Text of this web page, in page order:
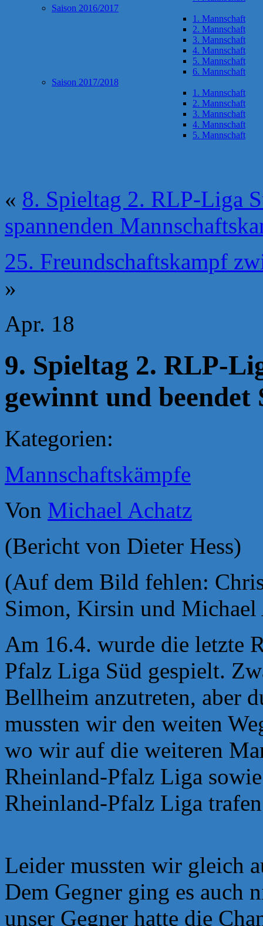
Saison 2016/2017
1. Mannschaft
2. Mannschaft
3. Mannschaft
4. Mannschaft
5. Mannschaft
6. Mannschaft
Saison 2017/2018
1. Mannschaft
2. Mannschaft
3. Mannschaft
4. Mannschaft
5. Mannschaft
« 8. Spieltag 2. RLP-Liga
spannenden
25. Freundschaftskampf
»
Apr. 18
9. Spieltag 2. RLP-
gewinnt und
Kategorien:
Mannschaftskämpfe
Von Michael Achatz
(Bericht von Dieter Hess)
(Auf dem Bild fehlen:
Simon, Kirsin und Michael
Am 16.4. wurde die letzte
Pfalz Liga Süd gespielt.
Bellheim anzutreten, aber
mussten wir den weiten
wo wir auf die weiteren
Rheinland-Pfalz Liga
Rheinland-Pfalz Liga
Leider mussten wir gleich
Dem Gegner ging es auch
unser Gegner hatte die